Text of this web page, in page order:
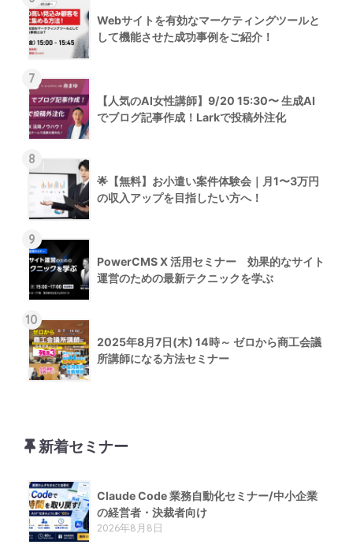
Webサイトを有効なマーケティングツールと
して機能させた成功事例をご紹介！
7
【人気のAI女性講師】9/20 15:30〜 生成AI
でブログ記事作成！Larkで投稿外注化
8
🌟【無料】お小遣い案件体験会｜月1〜3万円
の収入アップを目指したい方へ！
9
PowerCMS X 活用セミナー 効果的なサイト
運営のための最新テクニックを学ぶ
10
2025年8月7日(木) 14時～ ゼロから商工会議
所講師になる方法セミナー
新着セミナー
Claude Code 業務自動化セミナー/中小企業
の経営者・決裁者向け
2026年8月8日